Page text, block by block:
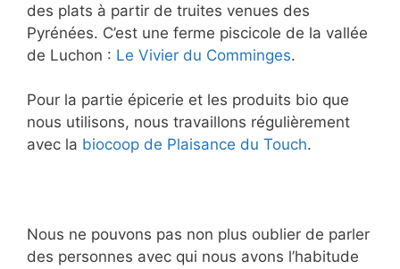
des plats à partir de truites venues des
Pyrénées. C’est une ferme piscicole de la vallée
de Luchon : Le Vivier du Comminges.
Pour la partie épicerie et les produits bio que
nous utilisons, nous travaillons régulièrement
avec la biocoop de Plaisance du Touch.
Nous ne pouvons pas non plus oublier de parler
des personnes avec qui nous avons l’habitude